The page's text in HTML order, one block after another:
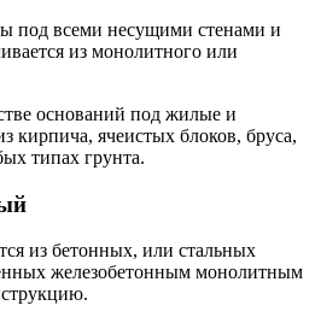
под всеми несущими стенами и
из монолитного или
оснований под жилые и
кирпича, ячеистых блоков, бруса,
типах грунта.
из бетонных, или стальных
железобетонным монолитным